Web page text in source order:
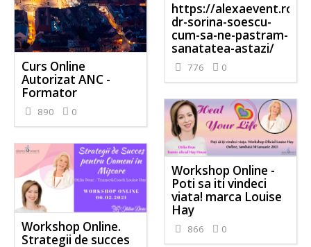
Curs Online
Autorizat ANC -
Formator
890 0
https://alexaevent.ro/
dr-sorina-soescu-
cum-sa-ne-pastram-
sanatatea-astazi/
776 0
Workshop Online -
Poti sa iti vindeci
viata! marca Louise
Hay
866 0
Workshop Online.
Strategii de succes